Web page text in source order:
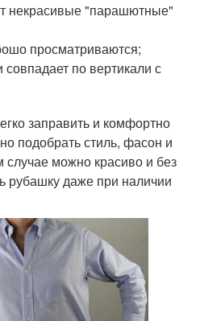
некрасивые "парашютные"
просматриваются;
по вертикали с
заправить и комфортно
подобрать стиль, фасон и
случае можно красиво и без
рубашку даже при наличии